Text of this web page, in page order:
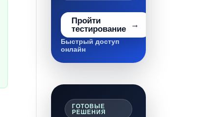
Пройти
тестирование
Быстрый доступ
онлайн
ГОТОВЫЕ
РЕШЕНИЯ